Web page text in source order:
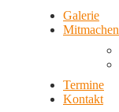
Galerie
Mitmachen
Termine
Kontakt